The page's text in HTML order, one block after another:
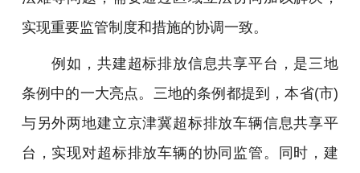
实现重要监管制度和措施的协调一致。
例如，共建超标排放信息共享平台，是三地
条例中的一大亮点。三地的条例都提到，本省(市)
与另外两地建立京津冀超标排放车辆信息共享平
台，实现对超标排放车辆的协同监管。同时，建